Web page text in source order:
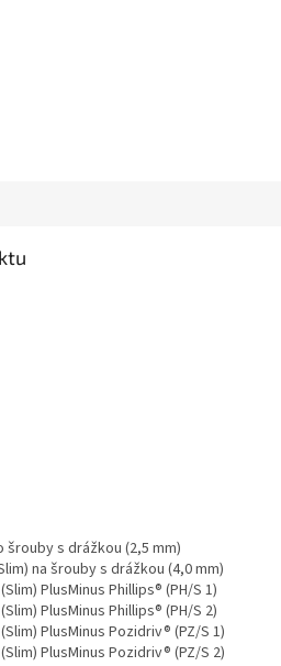
šrouby s drážkou (2,5 mm)
na šrouby s drážkou (4,0 mm)
PlusMinus Phillips® (PH/S 1)
PlusMinus Phillips® (PH/S 2)
PlusMinus Pozidriv® (PZ/S 1)
PlusMinus Pozidriv® (PZ/S 2)